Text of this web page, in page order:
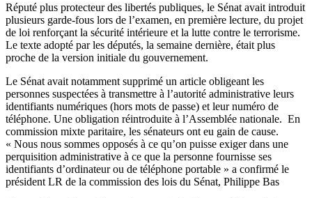
Réputé plus protecteur des libertés publiques, le Sénat avait introduit
plusieurs garde-fous lors de l’examen, en première lecture, du projet
de loi renforçant la sécurité intérieure et la lutte contre le terrorisme.
Le texte adopté par les députés, la semaine dernière, était plus
proche de la version initiale du gouvernement.
Le Sénat avait notamment supprimé un article obligeant les
personnes suspectées à transmettre à l’autorité administrative leurs
identifiants numériques (hors mots de passe) et leur numéro de
téléphone. Une obligation réintroduite à l’Assemblée nationale. En
commission mixte paritaire, les sénateurs ont eu gain de cause.
« Nous nous sommes opposés à ce qu’on puisse exiger dans une
perquisition administrative à ce que la personne fournisse ses
identifiants d’ordinateur ou de téléphone portable » a confirmé le
président LR de la commission des lois du Sénat, Philippe Bas